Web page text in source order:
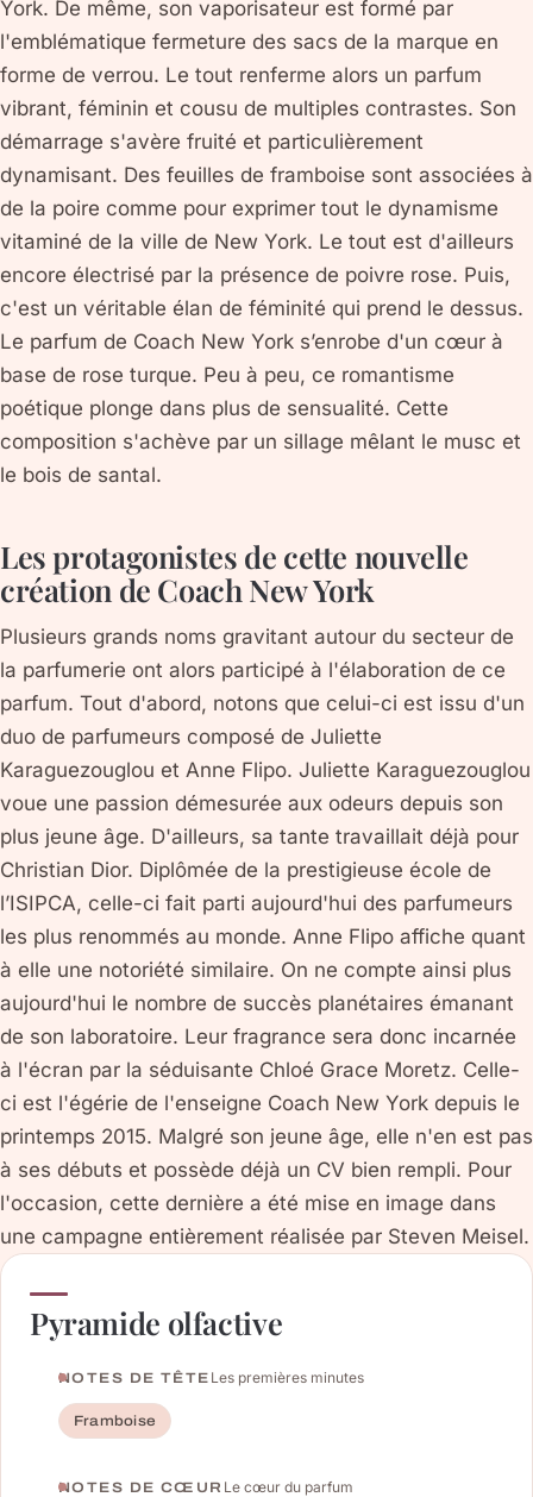
York. De même, son vaporisateur est formé par
l'emblématique fermeture des sacs de la marque en
forme de verrou. Le tout renferme alors un parfum
vibrant, féminin et cousu de multiples contrastes. Son
démarrage s'avère fruité et particulièrement
dynamisant. Des feuilles de framboise sont associées à
de la poire comme pour exprimer tout le dynamisme
vitaminé de la ville de New York. Le tout est d'ailleurs
encore électrisé par la présence de poivre rose. Puis,
c'est un véritable élan de féminité qui prend le dessus.
Le parfum de Coach New York s’enrobe d'un cœur à
base de rose turque. Peu à peu, ce romantisme
poétique plonge dans plus de sensualité. Cette
composition s'achève par un sillage mêlant le musc et
le bois de santal.
Les protagonistes de cette nouvelle
création de Coach New York
Plusieurs grands noms gravitant autour du secteur de
la parfumerie ont alors participé à l'élaboration de ce
parfum. Tout d'abord, notons que celui-ci est issu d'un
duo de parfumeurs composé de Juliette
Karaguezouglou et Anne Flipo. Juliette Karaguezouglou
voue une passion démesurée aux odeurs depuis son
plus jeune âge. D'ailleurs, sa tante travaillait déjà pour
Christian Dior. Diplômée de la prestigieuse école de
l’ISIPCA, celle-ci fait parti aujourd'hui des parfumeurs
les plus renommés au monde. Anne Flipo affiche quant
à elle une notoriété similaire. On ne compte ainsi plus
aujourd'hui le nombre de succès planétaires émanant
de son laboratoire. Leur fragrance sera donc incarnée
à l'écran par la séduisante Chloé Grace Moretz. Celle-
ci est l'égérie de l'enseigne Coach New York depuis le
printemps 2015. Malgré son jeune âge, elle n'en est pas
à ses débuts et possède déjà un CV bien rempli. Pour
l'occasion, cette dernière a été mise en image dans
une campagne entièrement réalisée par Steven Meisel.
Pyramide olfactive
NOTES DE TÊTE Les premières minutes
Framboise
NOTES DE CŒUR Le cœur du parfum